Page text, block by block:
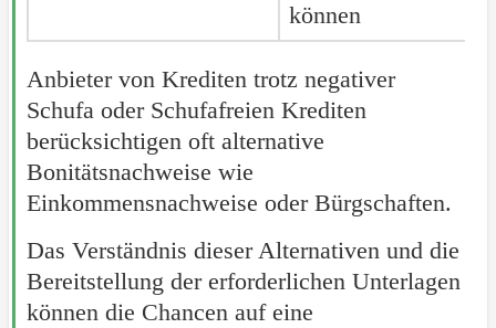
können
Anbieter von Krediten trotz negativer
Schufa oder Schufafreien Krediten
berücksichtigen oft alternative
Bonitätsnachweise wie
Einkommensnachweise oder Bürgschaften.
Das Verständnis dieser Alternativen und die
Bereitstellung der erforderlichen Unterlagen
können die Chancen auf eine